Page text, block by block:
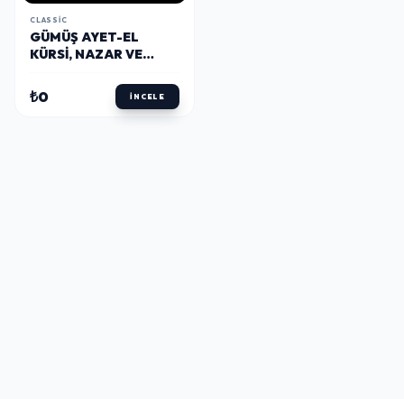
CLASSIC
GÜMÜŞ AYET-EL
KÜRSI, NAZAR VE
TABLO
₺0 İNCELE